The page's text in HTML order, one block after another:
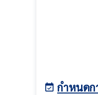
กำหนดก